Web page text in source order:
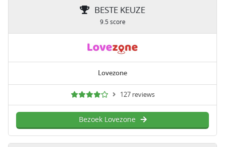
BESTE KEUZE
9.5 score
Lovezone
127 reviews
Bezoek Lovezone